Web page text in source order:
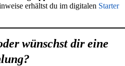
erhältst du im digitalen Starter
wünschst dir eine